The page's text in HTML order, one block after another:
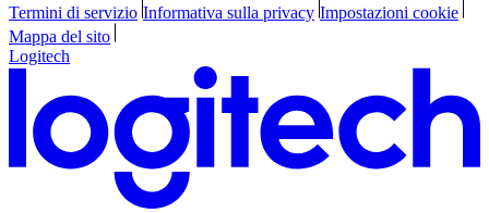
Termini di servizio Informativa sulla privacy Impostazioni cookie
Mappa del sito
Logitech